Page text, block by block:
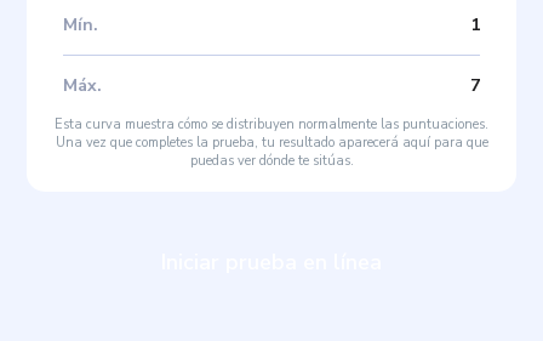
Mín. 1
Máx. 7
Esta curva muestra cómo se distribuyen normalmente las puntuaciones.
Una vez que completes la prueba, tu resultado aparecerá aquí para que
puedas ver dónde te sitúas.